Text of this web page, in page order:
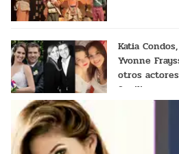
Katia
Yvonne
otros
familia